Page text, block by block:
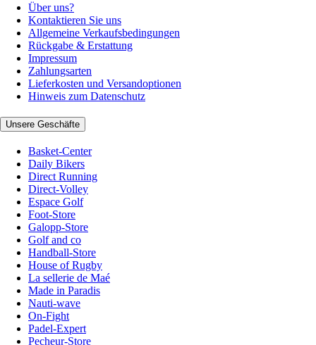
Über uns?
Kontaktieren Sie uns
Allgemeine Verkaufsbedingungen
Rückgabe & Erstattung
Impressum
Zahlungsarten
Lieferkosten und Versandoptionen
Hinweis zum Datenschutz
Unsere Geschäfte
Basket-Center
Daily Bikers
Direct Running
Direct-Volley
Espace Golf
Foot-Store
Galopp-Store
Golf and co
Handball-Store
House of Rugby
La sellerie de Maé
Made in Paradis
Nauti-wave
On-Fight
Padel-Expert
Pecheur-Store